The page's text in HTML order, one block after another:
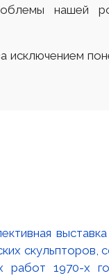
нашей
исключением